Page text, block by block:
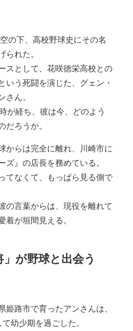
の下、高校野球史にその名
られた。
スとして、花咲徳栄高校との
いう死闘を演じた、グェン・
さん。
が経ち、彼は今、どのよう
だろうか。
からは完全に離れ、川崎市に
ズ』の店長を務めている。
てなくて、もっぱら見る側で
の言葉からは、現役を離れて
着が垣間見える。
」が野球と出会う
姫路市で育ったアンさんは、
幼少期を過ごした。